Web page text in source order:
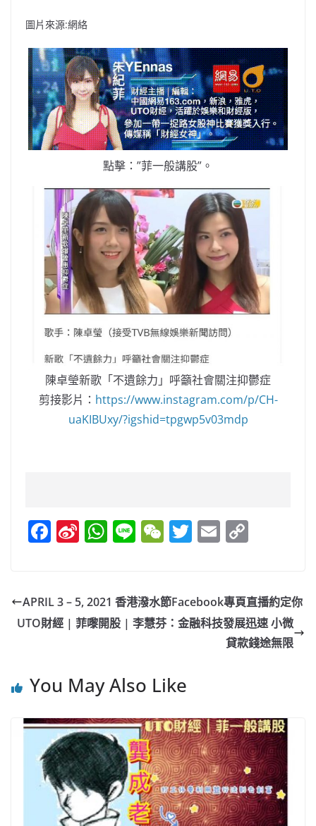
圖片來源:網絡
點擊：”菲一般講股”。
陳卓瑩新歌「不遺餘力」呼籲社會關注抑鬱症
剪接影片： https://www.instagram.com/p/CH-
uaKIBUxy/?igshid=tpgwp5v03mdp
F
e
b
k
Si
W
ei
W
s
A
Li W
h
at
T
er
E
l y
Li
n
APRIL 3 – 5, 2021 香港潑水節Facebook專頁直播約定你
UTO財經 | 菲嚟開股 | 李慧芬：金融科技發展迅速 小微
貸款錢途無限
You May Also Like